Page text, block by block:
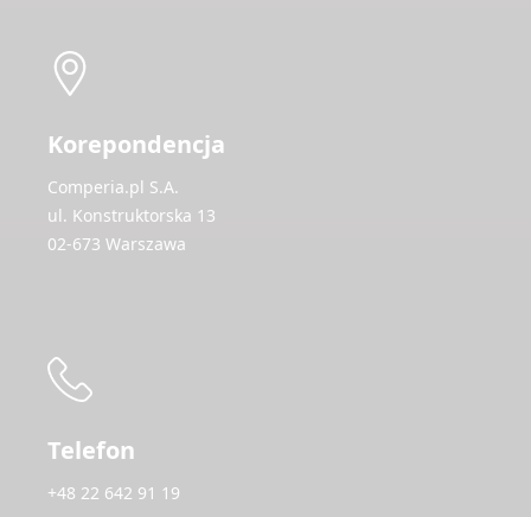
Korepondencja
Comperia.pl S.A.
ul. Konstruktorska 13
02-673 Warszawa
Telefon
+48 22 642 91 19